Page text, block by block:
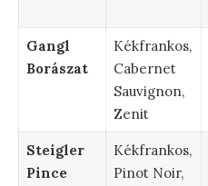
Gangl
Borászat
Kékfrankos,
Cabernet
Sauvignon,
Zenit
Steigler
Pince
Kékfrankos,
Pinot Noir,